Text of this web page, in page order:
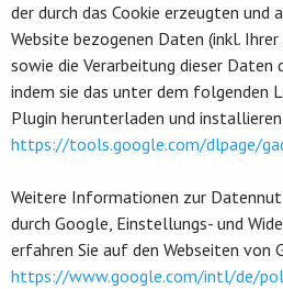
der durch das Cookie erzeugten und
Website bezogenen Daten (inkl.
sowie die Verarbeitung dieser Daten
indem sie das unter dem folgenden
Plugin herunterladen und
https://tools.google.com/dlpage/
Weitere Informationen zur
durch Google, Einstellungs- und
erfahren Sie auf den Webseiten von
https://www.google.com/intl/de/